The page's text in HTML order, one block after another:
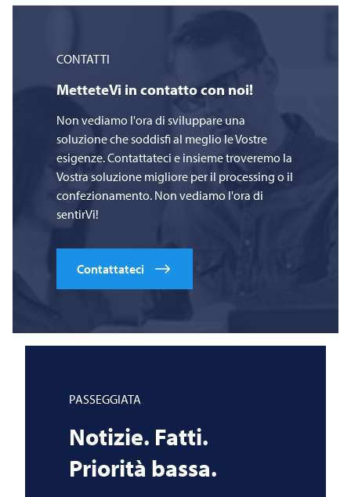
CONTATTI
MetteteVi in contatto con noi!
Non vediamo l'ora di sviluppare una
soluzione che soddisfi al meglio le Vostre
esigenze. Contattateci e insieme troveremo la
Vostra soluzione migliore per il processing o il
confezionamento. Non vediamo l'ora di
sentirVi!
Contattateci
PASSEGGIATA
Notizie. Fatti.
Priorità bassa.